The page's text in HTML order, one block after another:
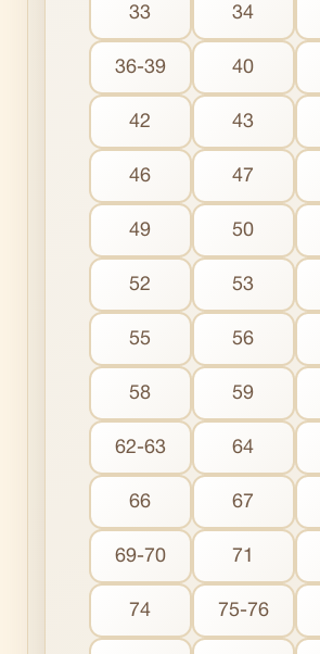
33 34
36-39 40
42 43
46 47
49 50
52 53
55 56
58 59
62-63 64
66 67
69-70 71
74 75-76